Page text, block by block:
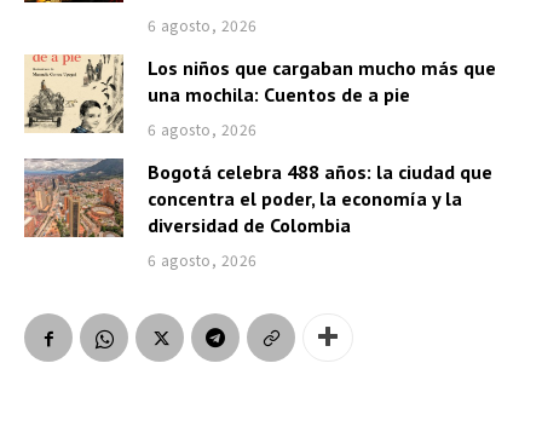
6 agosto, 2026
Los niños que cargaban mucho más que
una mochila: Cuentos de a pie
6 agosto, 2026
Bogotá celebra 488 años: la ciudad que
concentra el poder, la economía y la
diversidad de Colombia
6 agosto, 2026